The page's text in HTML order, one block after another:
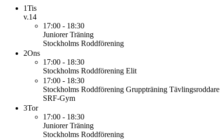
1Tis
v.14
17:00 - 18:30
Juniorer Träning
Stockholms Roddförening
2Ons
17:00 - 18:30
Stockholms Roddförening Elit
17:00 - 18:30
Stockholms Roddförening Gruppträning Tävlingsroddare
SRF-Gym
3Tor
17:00 - 18:30
Juniorer Träning
Stockholms Roddförening